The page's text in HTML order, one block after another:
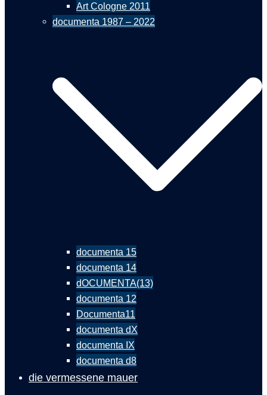
Art Cologne 2011
documenta 1987 – 2022
documenta 15
documenta 14
dOCUMENTA(13)
documenta 12
Documenta11
documenta dX
documenta IX
documenta d8
die vermessene mauer